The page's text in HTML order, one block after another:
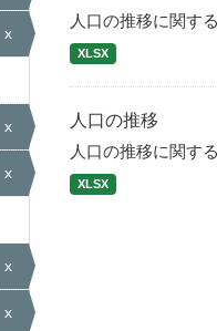
x
x
x
x
x
人口の推移に関す
XLSX
人口の推移
人口の推移に関す
XLSX